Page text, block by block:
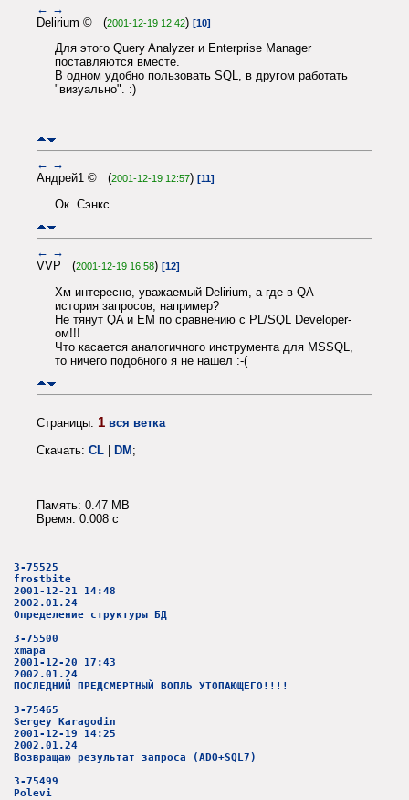
← →
Delirium © (2001-12-19 12:42) [10]
Для этого Query Analyzer и Enterprise Manager
поставляются вместе.
В одном удобно пользовать SQL, в другом работать
"визуально". :)
← →
Андрей1 © (2001-12-19 12:57) [11]
Ок. Сэнкс.
← →
VVP (2001-12-19 16:58) [12]
Хм интересно, уважаемый Delirium, а где в QA
история запросов, например?
Не тянут QA и EM по сравнению с PL/SQL Developer-
ом!!!
Что касается аналогичного инструмента для MSSQL,
то ничего подобного я не нашел :-(
Страницы: 1 вся ветка
Скачать: CL DM ;
Память: 0.47 MB
Время: 0.008 c
3-75525
frostbite
2001-12-21 14:48
2002.01.24
Определение структуры БД
3-75500
xmapa
2001-12-20 17:43
2002.01.24
ПОСЛЕДНИЙ ПРЕДСМЕРТНЫЙ ВОПЛЬ УТОПАЮЩЕГО!!!!
3-75465
Sergey Karagodin
2001-12-19 14:25
2002.01.24
Возвращаю результат запроса (ADO+SQL7)
3-75499
Polevi